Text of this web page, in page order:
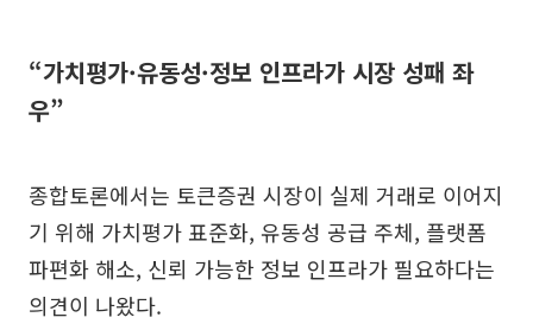
“가치평가·유동성·정보 인프라가 시장 성패 좌
우”
종합토론에서는 토큰증권 시장이 실제 거래로 이어지
기 위해 가치평가 표준화, 유동성 공급 주체, 플랫폼
파편화 해소, 신뢰 가능한 정보 인프라가 필요하다는
의견이 나왔다.